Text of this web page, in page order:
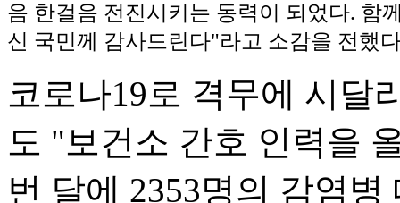
음 한걸음 전진시키는 동력이 되었다. 함
신 국민께 감사드린다"라고 소감을 전했
코로나19로 격무에 시달
도 "보건소 간호 인력을
번 달에 2353명의 감염